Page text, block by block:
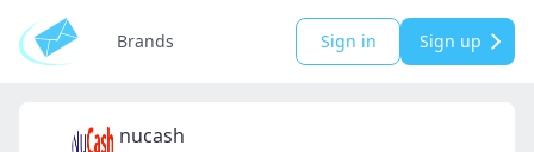
Brands Sign in Sign up
nucash